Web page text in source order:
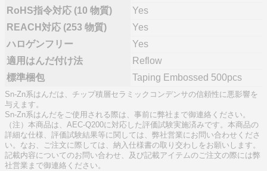
RoHS指令対応 (10 物質)
Yes
REACH対応 (253 物質)
Yes
ハロゲンフリー
Yes
適用はんだ付け法
Reflow
標準梱包
Taping Embossed 500pcs
Sn-Zn系はんだは、チップ積層セラミックコンデンサの信頼性に悪影響を
与えます。
Sn-Zn系はんだをご使用される際は、事前に弊社まで御連絡ください。
（注）本商品は、AEC-Q200に対応した評価試験実施済みです。本商品の
詳細な仕様、評価試験結果等に関しては、弊社営業にお問い合わせくださ
い。なお、ご注文に際しては、納入仕様書の取り交わしをお願いします。
記載内容についてのお問い合わせ、及び記載アイテムのご注文の際には弊
社営業まで御連絡ください。